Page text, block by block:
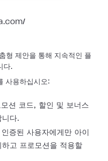
형 제안을 통해 지속적인 플
다.
사용하십시오:
션 코드, 할인 및 보너스
니다.
증된 사용자에게만 아이
고 프로모션을 적용할